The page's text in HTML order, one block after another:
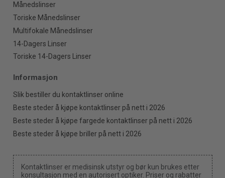
Månedslinser
Toriske Månedslinser
Multifokale Månedslinser
14-Dagers Linser
Toriske 14-Dagers Linser
Informasjon
Slik bestiller du kontaktlinser online
Beste steder å kjøpe kontaktlinser på nett i 2026
Beste steder å kjøpe fargede kontaktlinser på nett i 2026
Beste steder å kjøpe briller på nett i 2026
Kontaktlinser er medisinsk utstyr og bør kun brukes etter
konsultasjon med en autorisert optiker. Priser og rabatter